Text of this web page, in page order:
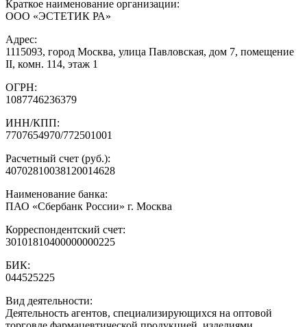
Краткое наименование организации:
ООО «ЭСТЕТИК РА»
Адрес:
1115093, город Москва, улица Павловская, дом 7, помещение
II, комн. 114, этаж 1
ОГРН:
1087746236379
ИНН/КПП:
7707654970/772501001
Расчетный счет (руб.):
40702810038120014628
Наименование банка:
ПАО «Сбербанк России» г. Москва
Корреспондентский счет:
30101810400000000225
БИК:
044525225
Вид деятельности:
Деятельность агентов, специализирующихся на оптовой